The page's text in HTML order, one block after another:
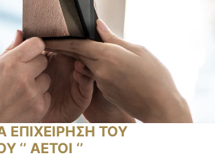
ΕΠΙΧΕΙΡΗΣΗ ΤΟΥ
‘’ ΑΕΤΟΙ ‘’